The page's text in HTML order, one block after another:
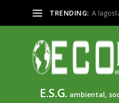
TRENDING: A
E.S.G. ambiental,